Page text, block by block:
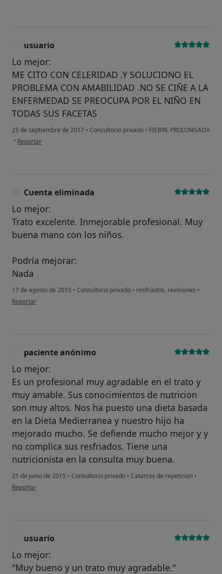
usuario
Lo mejor:
ME CITO CON CELERIDAD .Y SOLUCIONO EL
PROBLEMA CON AMABILIDAD .NO SE CIÑE A LA
ENFERMEDAD SE PREOCUPA POR EL NIÑO EN
TODAS SUS FACETAS
25 de septiembre de 2017 • Consultorio privado • FIEBRE PROLONGADA
• en opinión del usuario usuario
Reportar
Cuenta eliminada
Lo mejor:
Trato excelente. Inmejorable profesional. Muy
buena mano con los niños.
Podría mejorar:
Nada
17 de agosto de 2015 • Consultorio privado • resfriados, revisiones •
en opinión del usuario Cuenta eliminada
Reportar
paciente anónimo
Lo mejor:
Es un profesional muy agradable en el trato y
muy amable. Sus conocimientos de nutricion
son muy altos. Nos ha puesto una dieta basada
en la Dieta Medierranea y nuestro hijo ha
mejorado mucho. Se defiende mucho mejor y y
no complica sus resfriados. Tiene una
nutricionista en la consulta muy buena.
21 de junio de 2015 • Consultorio privado • Catarros de repeticion •
en opinión del usuario paciente anónimo
Reportar
usuario
Lo mejor:
"Muy bueno y un trato muy agradable."